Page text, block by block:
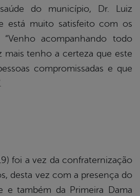
do município, Dr. Luiz
está muito satisfeito com os
“Venho acompanhando todo
mais tenho a certeza que este
compromissadas e que
foi a vez da confraternização
desta vez com a presença do
e também da Primeira Dama